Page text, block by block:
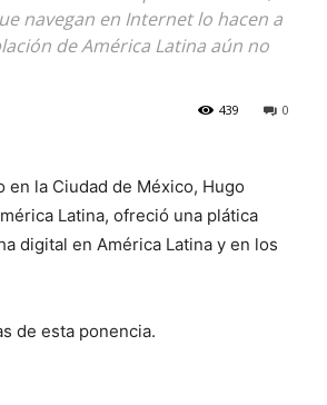
navegan en Internet lo hacen a
de América Latina aún no
0
439
en la Ciudad de México, Hugo
Latina, ofreció una plática
digital en América Latina y en los
de esta ponencia.